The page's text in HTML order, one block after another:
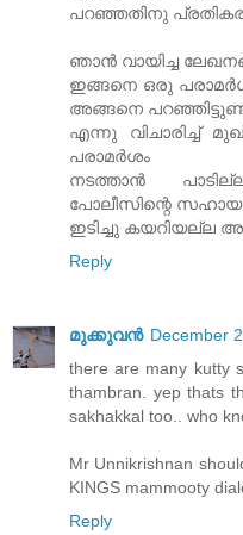
പറഞ്ഞതിനു
ഞാന്‍ വായിച്ച
ഇങ്ങനെ ഒരു
അങ്ങനെ
എന്നു വിചാരിച്ച്‌
പരാമര്‍ശം
നടത്താന്‍
പോലീസിന്റെ
ഇടിച്ചു കയറിയല്ല
Reply
മുക്കുവന്‍ December
there are many kutty
thambran. yep thats
sakhakkal too.. who
Mr Unnikrishnan
KINGS mammooty
Reply